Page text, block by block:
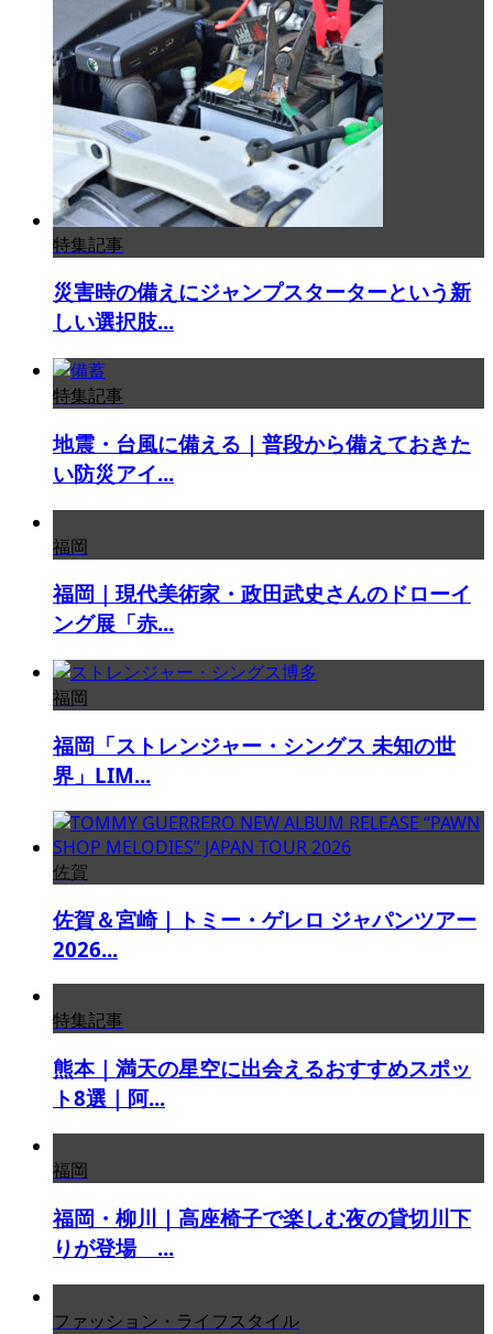
特集記事
災害時の備えにジャンプスターターという新
しい選択肢...
特集記事
地震・台風に備える｜普段から備えておきた
い防災アイ...
福岡
福岡｜現代美術家・政田武史さんのドローイ
ング展「赤...
福岡
福岡「ストレンジャー・シングス 未知の世
界」LIM...
佐賀
佐賀＆宮崎｜トミー・ゲレロ ジャパンツアー
2026...
特集記事
熊本｜満天の星空に出会えるおすすめスポッ
ト8選｜阿...
福岡
福岡・柳川｜高座椅子で楽しむ夜の貸切川下
りが登場 ...
ファッション・ライフスタイル